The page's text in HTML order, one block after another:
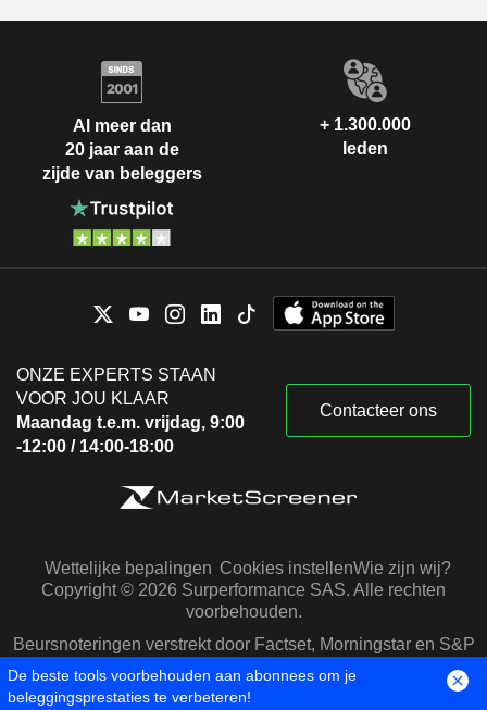
Al meer dan
20 jaar aan de
zijde van beleggers
+ 1.300.000
leden
ONZE EXPERTS STAAN
VOOR JOU KLAAR
Maandag t.e.m. vrijdag, 9:00
-12:00 / 14:00-18:00
Contacteer ons
Wettelijke bepalingen Cookies instellenWie zijn wij?
Copyright © 2026 Surperformance SAS. Alle rechten
voorbehouden.
Beursnoteringen verstrekt door Factset, Morningstar en S&P
Capital IQ
De beste tools voorbehouden aan abonnees om je
beleggingsprestaties te verbeteren!